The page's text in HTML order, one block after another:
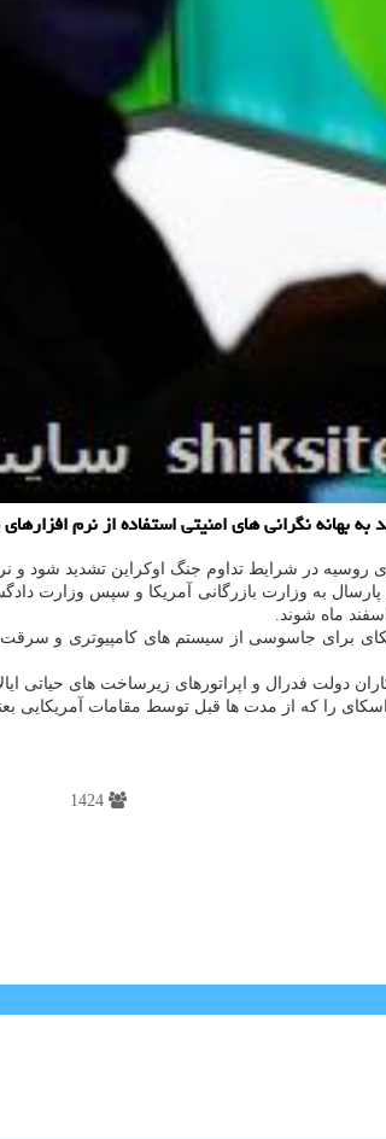
نگرانی های امنیتی استفاده از نرم
روسیه در شرایط تداوم جنگ اوکراین تشدید شود و
پارسال به وزارت بازرگانی آمریکا و سپس
ماه شوند.
برای جاسوسی از سیستم های کامپیوتری و
دولت فدرال و اپراتورهای زیرساخت های حیاتی
را که از مدت ها قبل توسط مقامات آمریکایی